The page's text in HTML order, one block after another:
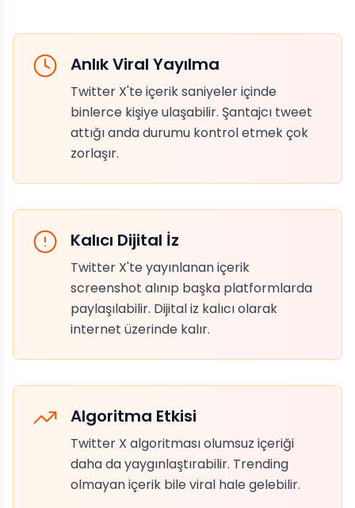
Anlık Viral Yayılma
Twitter X'te içerik saniyeler içinde
binlerce kişiye ulaşabilir. Şantajcı tweet
attığı anda durumu kontrol etmek çok
zorlaşır.
Kalıcı Dijital İz
Twitter X'te yayınlanan içerik
screenshot alınıp başka platformlarda
paylaşılabilir. Dijital iz kalıcı olarak
internet üzerinde kalır.
Algoritma Etkisi
Twitter X algoritması olumsuz içeriği
daha da yaygınlaştırabilir. Trending
olmayan içerik bile viral hale gelebilir.